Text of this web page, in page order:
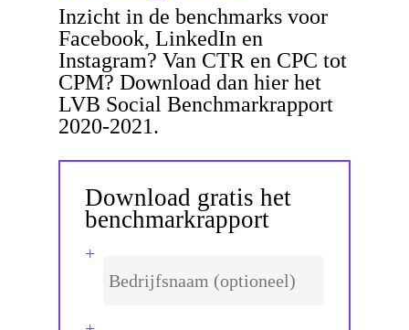
Inzicht in de benchmarks voor
Facebook, LinkedIn en
Instagram? Van CTR en CPC tot
CPM? Download dan hier het
LVB Social Benchmarkrapport
2020-2021.
Download gratis het
benchmarkrapport
Bedrijfsnaam